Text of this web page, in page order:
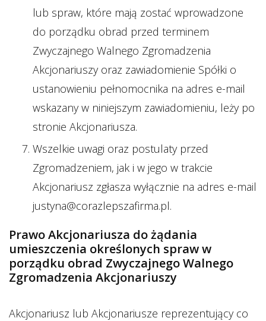
lub spraw, które mają zostać wprowadzone
do porządku obrad przed terminem
Zwyczajnego Walnego Zgromadzenia
Akcjonariuszy oraz zawiadomienie Spółki o
ustanowieniu pełnomocnika na adres e-mail
wskazany w niniejszym zawiadomieniu, leży po
stronie Akcjonariusza.
Wszelkie uwagi oraz postulaty przed
Zgromadzeniem, jak i w jego w trakcie
Akcjonariusz zgłasza wyłącznie na adres e-mail
justyna@corazlepszafirma.pl.
Prawo Akcjonariusza do żądania
umieszczenia określonych spraw w
porządku obrad Zwyczajnego Walnego
Zgromadzenia Akcjonariuszy
Akcjonariusz lub Akcjonariusze reprezentujący co